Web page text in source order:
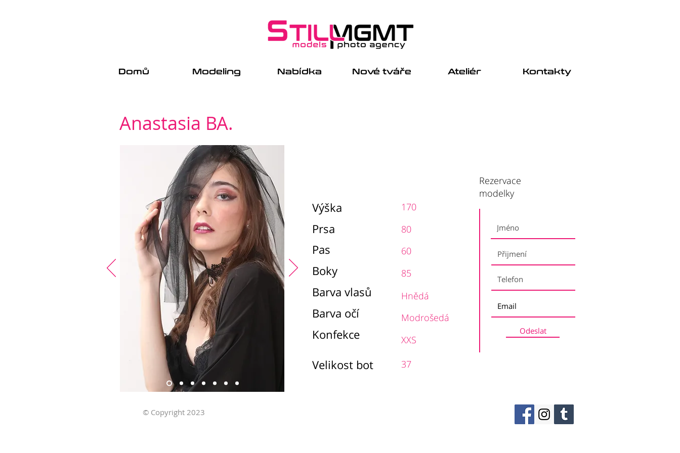
Domů Modeling Nabídka Nové tváře Ateliér Kontakty
Anastasia BA.
Výška
Prsa
Pas
Boky
Barva vlasů
Barva očí
Konfekce
Velikost bot
Rezervace
modelky
170
80
60
85
Hnědá
Modrošedá
XXS
Odeslat
37
© Copyright 2023